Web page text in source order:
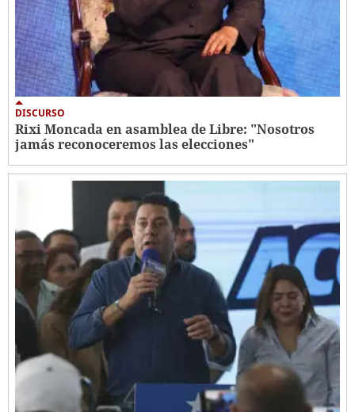
DISCURSO
Rixi Moncada en asamblea de Libre: "Nosotros
jamás reconoceremos las elecciones"